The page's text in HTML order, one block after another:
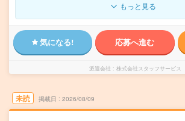
もっと見る
気になる! 応募へ進む
派遣会社 株式会社スタッフサービス
未読 掲載日 2026/08/09